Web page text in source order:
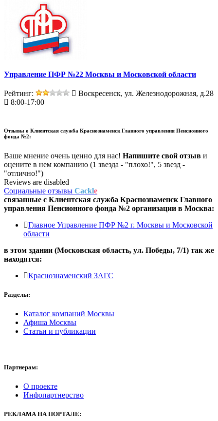
Управление ПФР №22 Москвы и Московской области
Рейтинг:
Воскресенск, ул. Железнодорожная, д.28
8:00-17:00
Отзывы о Клиентская служба Краснознаменск Главного управления Пенсионного
фонда №2:
Ваше мнение очень ценно для нас! Напишите свой отзыв и
оцените в нем компанию (1 звезда - "плохо!", 5 звезд -
"отлично!")
Reviews are disabled
Социальные отзывы Cackle
связанные с Клиентская служба Краснознаменск Главного
управления Пенсионного фонда №2 организации в Москва:
Главное Управление ПФР №2 г. Москвы и Московской
области
в этом здании (Московская область, ул. Победы, 7/1) так же
находятся:
Краснознаменский ЗАГС
Разделы:
Каталог компаний Москвы
Афиша Москвы
Статьи и публикации
Партнерам:
О проекте
Инфопартнерство
РЕКЛАМА НА ПОРТАЛЕ: